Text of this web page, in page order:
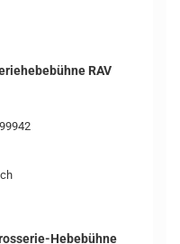
RAV
Hebebühne